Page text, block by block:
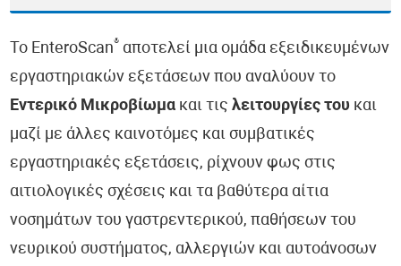
Το EnteroScan® αποτελεί μια ομάδα εξειδικευμένων
εργαστηριακών εξετάσεων που αναλύουν το
Εντερικό Μικροβίωμα και τιςλειτουργίες του και
μαζί με άλλες καινοτόμες και συμβατικές
εργαστηριακές εξετάσεις, ρίχνουν φως στις
αιτιολογικές σχέσεις και τα βαθύτερα αίτια
νοσημάτων του γαστρεντερικού, παθήσεων του
νευρικού συστήματος, αλλεργιών και αυτοάνοσων